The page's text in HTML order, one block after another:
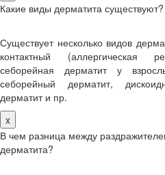
Какие виды дерматита существуют?
Существует несколько видов
контактный (аллергическая
себорейная дерматит у
себорейный дерматит,
дерматит и пр.
x
В чем разница между
дерматита?